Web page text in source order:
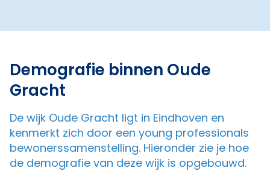
Demografie binnen Oude
Gracht
De wijk Oude Gracht ligt in Eindhoven en
kenmerkt zich door een young professionals
bewonerssamenstelling. Hieronder zie je hoe
de demografie van deze wijk is opgebouwd.